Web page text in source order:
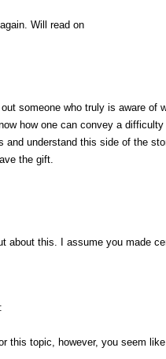
Will read on
someone who truly is aware of
how one can convey a
understand this side of the
the gift.
about this. I assume you made
this topic, however, you seem